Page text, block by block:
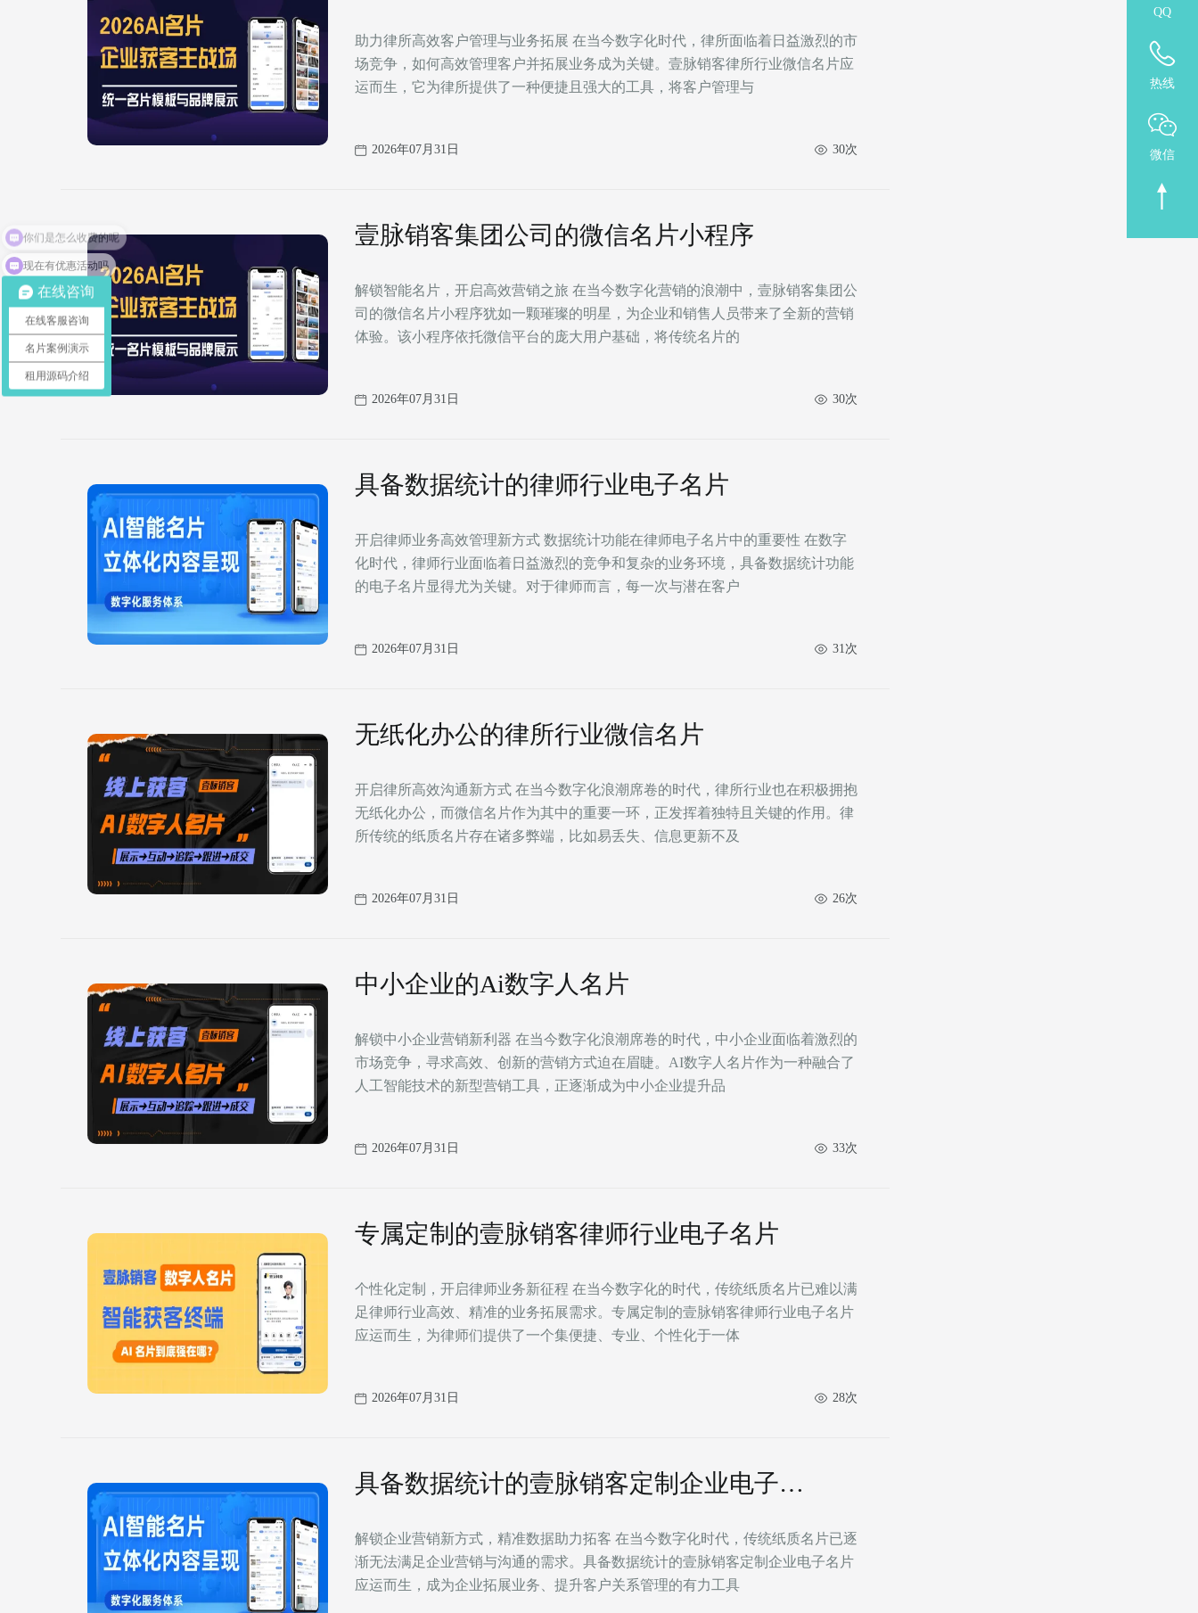
助力律所高效客户管理与业务拓展 在当今数字化时代，律所面临着日益激烈的市
场竞争，如何高效管理客户并拓展业务成为关键。壹脉销客律所行业微信名片应
运而生，它为律所提供了一种便捷且强大的工具，将客户管理与
2026年07月31日 30次
壹脉销客集团公司的微信名片小程序
解锁智能名片，开启高效营销之旅 在当今数字化营销的浪潮中，壹脉销客集团公
司的微信名片小程序犹如一颗璀璨的明星，为企业和销售人员带来了全新的营销
体验。该小程序依托微信平台的庞大用户基础，将传统名片的
2026年07月31日 30次
具备数据统计的律师行业电子名片
开启律师业务高效管理新方式 数据统计功能在律师电子名片中的重要性 在数字
化时代，律师行业面临着日益激烈的竞争和复杂的业务环境，具备数据统计功能
的电子名片显得尤为关键。对于律师而言，每一次与潜在客户
2026年07月31日 31次
无纸化办公的律所行业微信名片
开启律所高效沟通新方式 在当今数字化浪潮席卷的时代，律所行业也在积极拥抱
无纸化办公，而微信名片作为其中的重要一环，正发挥着独特且关键的作用。律
所传统的纸质名片存在诸多弊端，比如易丢失、信息更新不及
2026年07月31日 26次
中小企业的Ai数字人名片
解锁中小企业营销新利器 在当今数字化浪潮席卷的时代，中小企业面临着激烈的
市场竞争，寻求高效、创新的营销方式迫在眉睫。AI数字人名片作为一种融合了
人工智能技术的新型营销工具，正逐渐成为中小企业提升品
2026年07月31日 33次
专属定制的壹脉销客律师行业电子名片
个性化定制，开启律师业务新征程 在当今数字化的时代，传统纸质名片已难以满
足律师行业高效、精准的业务拓展需求。专属定制的壹脉销客律师行业电子名片
应运而生，为律师们提供了一个集便捷、专业、个性化于一体
2026年07月31日 28次
具备数据统计的壹脉销客定制企业电子名
解锁企业营销新方式，精准数据助力拓客 在当今数字化时代，传统纸质名片已逐
渐无法满足企业营销与沟通的需求。具备数据统计的壹脉销客定制企业电子名片
应运而生，成为企业拓展业务、提升客户关系管理的有力工具
QQ
热线
微信
在线咨询
在线客服咨询
名片案例演示
租用源码介绍
现在有优惠活动吗